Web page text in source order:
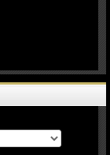
ございます。ご了承く